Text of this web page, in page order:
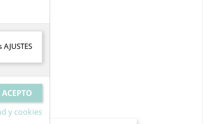
AJUSTES
y cookies